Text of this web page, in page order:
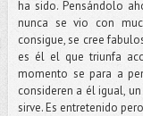
ha sido. Pensándolo
nunca se vio con
consigue, se cree
es él el que triunfa
momento se para a
consideren a él igual,
sirve. Es entretenido